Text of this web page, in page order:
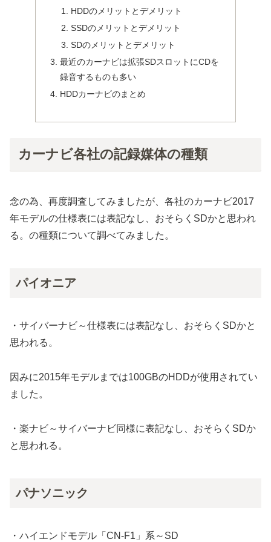
HDDのメリットとデメリット
SSDのメリットとデメリット
SDのメリットとデメリット
最近のカーナビは拡張SDスロットにCDを
録音するものも多い
HDDカーナビのまとめ
カーナビ各社の記録媒体の種類
念の為、再度調査してみましたが、各社のカーナビ2017
年モデルの仕様表には表記なし、おそらくSDかと思われ
る。の種類について調べてみました。
パイオニア
・サイバーナビ～仕様表には表記なし、おそらくSDかと
思われる。
因みに2015年モデルまでは100GBのHDDが使用されてい
ました。
・楽ナビ～サイバーナビ同様に表記なし、おそらくSDか
と思われる。
パナソニック
・ハイエンドモデル「CN-F1」系～SD